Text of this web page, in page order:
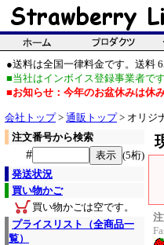
●送料は全国一律料金です。送料
■当社はインボイス登録事業者で
■お知らせ：今年のお盆休みは休
会社トップ> 通販トップ> オリジ
注文番号から検索
#
(5桁)
発送状況
買い物かご
買い物かごは空です。
プライスリスト（全商品一
覧）